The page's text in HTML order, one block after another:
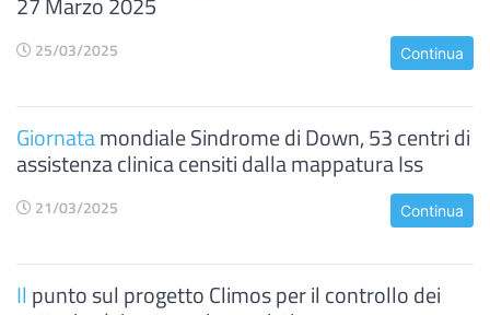
25/03/2025 Continua
Giornatamondiale Sindrome di Down, 53 centri di
assistenza clinica censiti dalla mappatura Iss
21/03/2025 Continua
Il punto sul progetto Climos per il controllo dei